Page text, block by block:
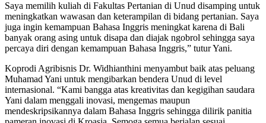
Saya memilih kuliah di Fakultas Pertanian di Unud disamping untuk
meningkatkan wawasan dan keterampilan di bidang pertanian. Saya
juga ingin kemampuan Bahasa Inggris meningkat karena di Bali
banyak orang asing untuk disapa dan diajak ngobrol sehingga saya
percaya diri dengan kemampuan Bahasa Inggris,” tutur Yani.
Koprodi Agribisnis Dr. Widhianthini menyambut baik atas peluang
Muhamad Yani untuk mengibarkan bendera Unud di level
internasional. “Kami bangga atas kreativitas dan kegigihan saudara
Yani dalam menggali inovasi, mengemas maupun
mendeskripsikannya dalam Bahasa Inggris sehingga dilirik panitia